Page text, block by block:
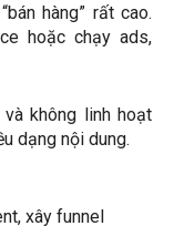
hàng” rất cao.
hoặc chạy ads,
không linh hoạt
dạng nội dung.
xây funnel